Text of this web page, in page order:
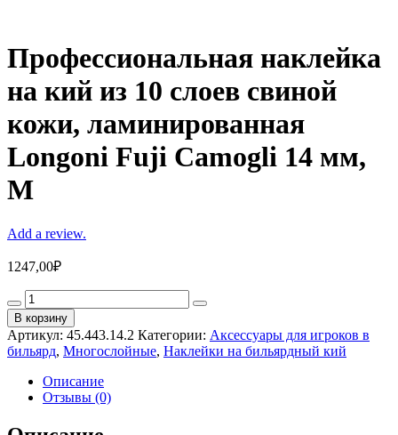
Профессиональная наклейка
на кий из 10 слоев свиной
кожи, ламинированная
Longoni Fuji Camogli 14 мм,
M
Add a review.
1247,00₽
Профессиональная
наклейка
на
кий
из
10
слоев
свиной
В корзину
Артикул: 45.443.14.2 Категории: Аксессуары для игроков в
бильярд, Многослойные, Наклейки на бильярдный кий
Описание
Отзывы (0)